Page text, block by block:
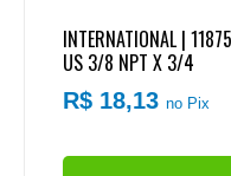
INTERNATIONAL |
US 3/8 NPT X 3/4
R$ 18,13no Pix